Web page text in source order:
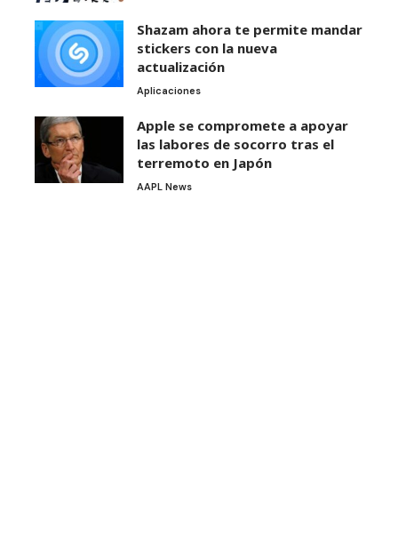
Shazam ahora te permite mandar
stickers con la nueva
actualización
Aplicaciones
Apple se compromete a apoyar
las labores de socorro tras el
terremoto en Japón
AAPL News